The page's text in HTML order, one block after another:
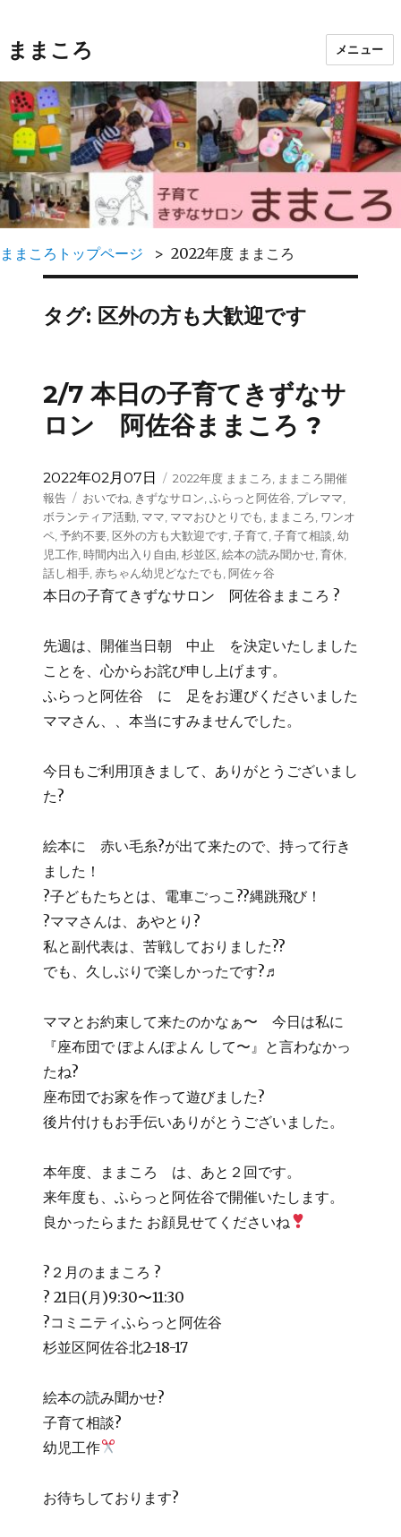
ままころ メニュー
ままころトップページ 2022年度 ままころ
タグ: 区外の方も大歓迎です
2/7 本日の子育てきずなサ
ロン 阿佐谷ままころ ?
投
稿
日:
2022年02月07日
カ
テ
ゴ
リ
ー
2022年度 ままころ
ままころ開催
報告
タ
グ
おいでね きずなサロン ふらっと阿佐谷 プレママ
ボランティア活動 ママ ママおひとりでも ままころ ワンオ
ペ, 予約不要, 区外の方も大歓迎です 子育て 子育て相談 幼
児工作, 時間内出入り自由 杉並区 絵本の読み聞かせ, 育休
話し相手, 赤ちゃん幼児どなたでも 阿佐ヶ谷
本日の子育てきずなサロン 阿佐谷ままころ ?
先週は、開催当日朝 中止 を決定いたしました
ことを、心からお詫び申し上げます。
ふらっと阿佐谷 に 足をお運びくださいました
ママさん、、本当にすみませんでした。
今日もご利用頂きまして、ありがとうございまし
た?
絵本に 赤い毛糸?が出て来たので、持って行き
ました！
?子どもたちとは、電車ごっこ??縄跳飛び！
?ママさんは、あやとり?
私と副代表は、苦戦しておりました??
でも、久しぶりで楽しかったです?♬
ママとお約束して来たのかなぁ〜 今日は私に
『座布団で ぽよんぽよん して〜』と言わなかっ
たね?
座布団でお家を作って遊びました?
後片付けもお手伝いありがとうございました。
本年度、ままころ は、あと２回です。
来年度も、ふらっと阿佐谷で開催いたします。
良かったらまた お顔見せてくださいね
?２月のままころ ?
? 21日(月)9:30〜11:30
?コミニティふらっと阿佐谷
杉並区阿佐谷北2-18-17
絵本の読み聞かせ?
子育て相談?
幼児工作
お待ちしております?